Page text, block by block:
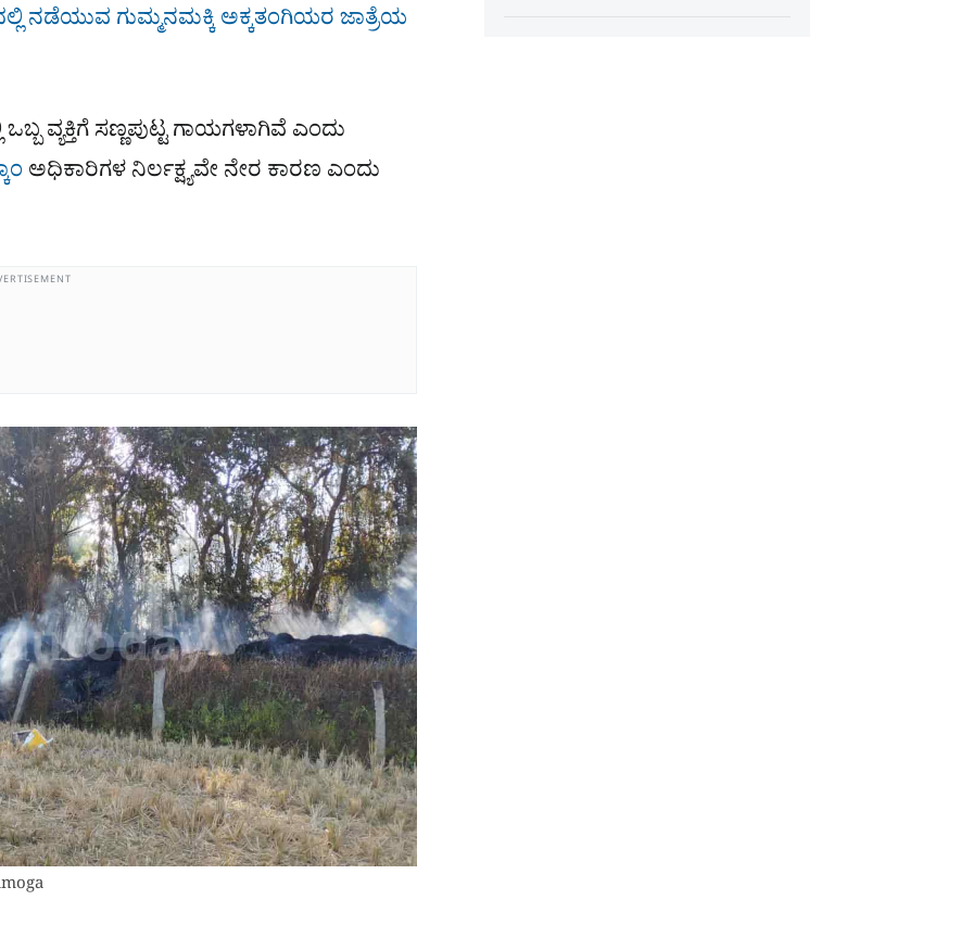
ನಡೆಯುವ ಗುಮ್ಮನಮಕ್ಕಿ ಅಕ್ಕತಂಗಿಯರ ಜಾತ್ರೆಯ
ವ್ಯಕ್ತಿಗೆ ಸಣ್ಣಪುಟ್ಟ ಗಾಯಗಳಾಗಿವೆ ಎಂದು
ಅಧಿಕಾರಿಗಳ ನಿರ್ಲಕ್ಷ್ಯವೇ ನೇರ ಕಾರಣ ಎಂದು